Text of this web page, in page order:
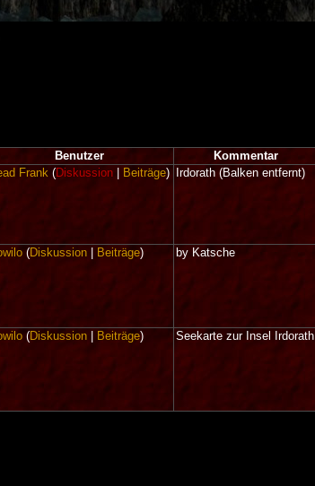
Benutzer
Kommentar
Frank (Diskussion Beiträge) Irdorath (Balken entfernt)
(Diskussion Beiträge) by Katsche
(Diskussion Beiträge) Seekarte zur Insel Irdorath